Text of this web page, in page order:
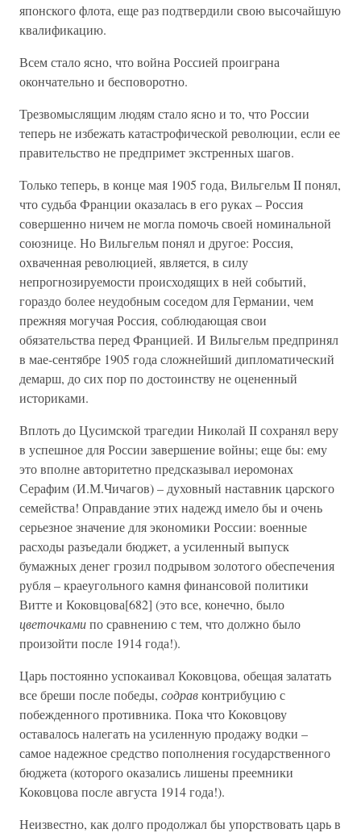
японского флота, еще раз подтвердили свою высочайшую
квалификацию.
Всем стало ясно, что война Россией проиграна
окончательно и бесповоротно.
Трезвомыслящим людям стало ясно и то, что России
теперь не избежать катастрофической революции, если ее
правительство не предпримет экстренных шагов.
Только теперь, в конце мая 1905 года, Вильгельм II понял,
что судьба Франции оказалась в его руках – Россия
совершенно ничем не могла помочь своей номинальной
союзнице. Но Вильгельм понял и другое: Россия,
охваченная революцией, является, в силу
непрогнозируемости происходящих в ней событий,
гораздо более неудобным соседом для Германии, чем
прежняя могучая Россия, соблюдающая свои
обязательства перед Францией. И Вильгельм предпринял
в мае-сентябре 1905 года сложнейший дипломатический
демарш, до сих пор по достоинству не оцененный
историками.
Вплоть до Цусимской трагедии Николай II сохранял веру
в успешное для России завершение войны; еще бы: ему
это вполне авторитетно предсказывал иеромонах
Серафим (И.М.Чичагов) – духовный наставник царского
семейства! Оправдание этих надежд имело бы и очень
серьезное значение для экономики России: военные
расходы разъедали бюджет, а усиленный выпуск
бумажных денег грозил подрывом золотого обеспечения
рубля – краеугольного камня финансовой политики
Витте и Коковцова[682] (это все, конечно, было
цветочкамипо сравнению с тем, что должно было
произойти после 1914 года!).
Царь постоянно успокаивал Коковцова, обещая залатать
все бреши после победы, содравконтрибуцию с
побежденного противника. Пока что Коковцову
оставалось налегать на усиленную продажу водки –
самое надежное средство пополнения государственного
бюджета (которого оказались лишены преемники
Коковцова после августа 1914 года!).
Неизвестно, как долго продолжал бы упорствовать царь в